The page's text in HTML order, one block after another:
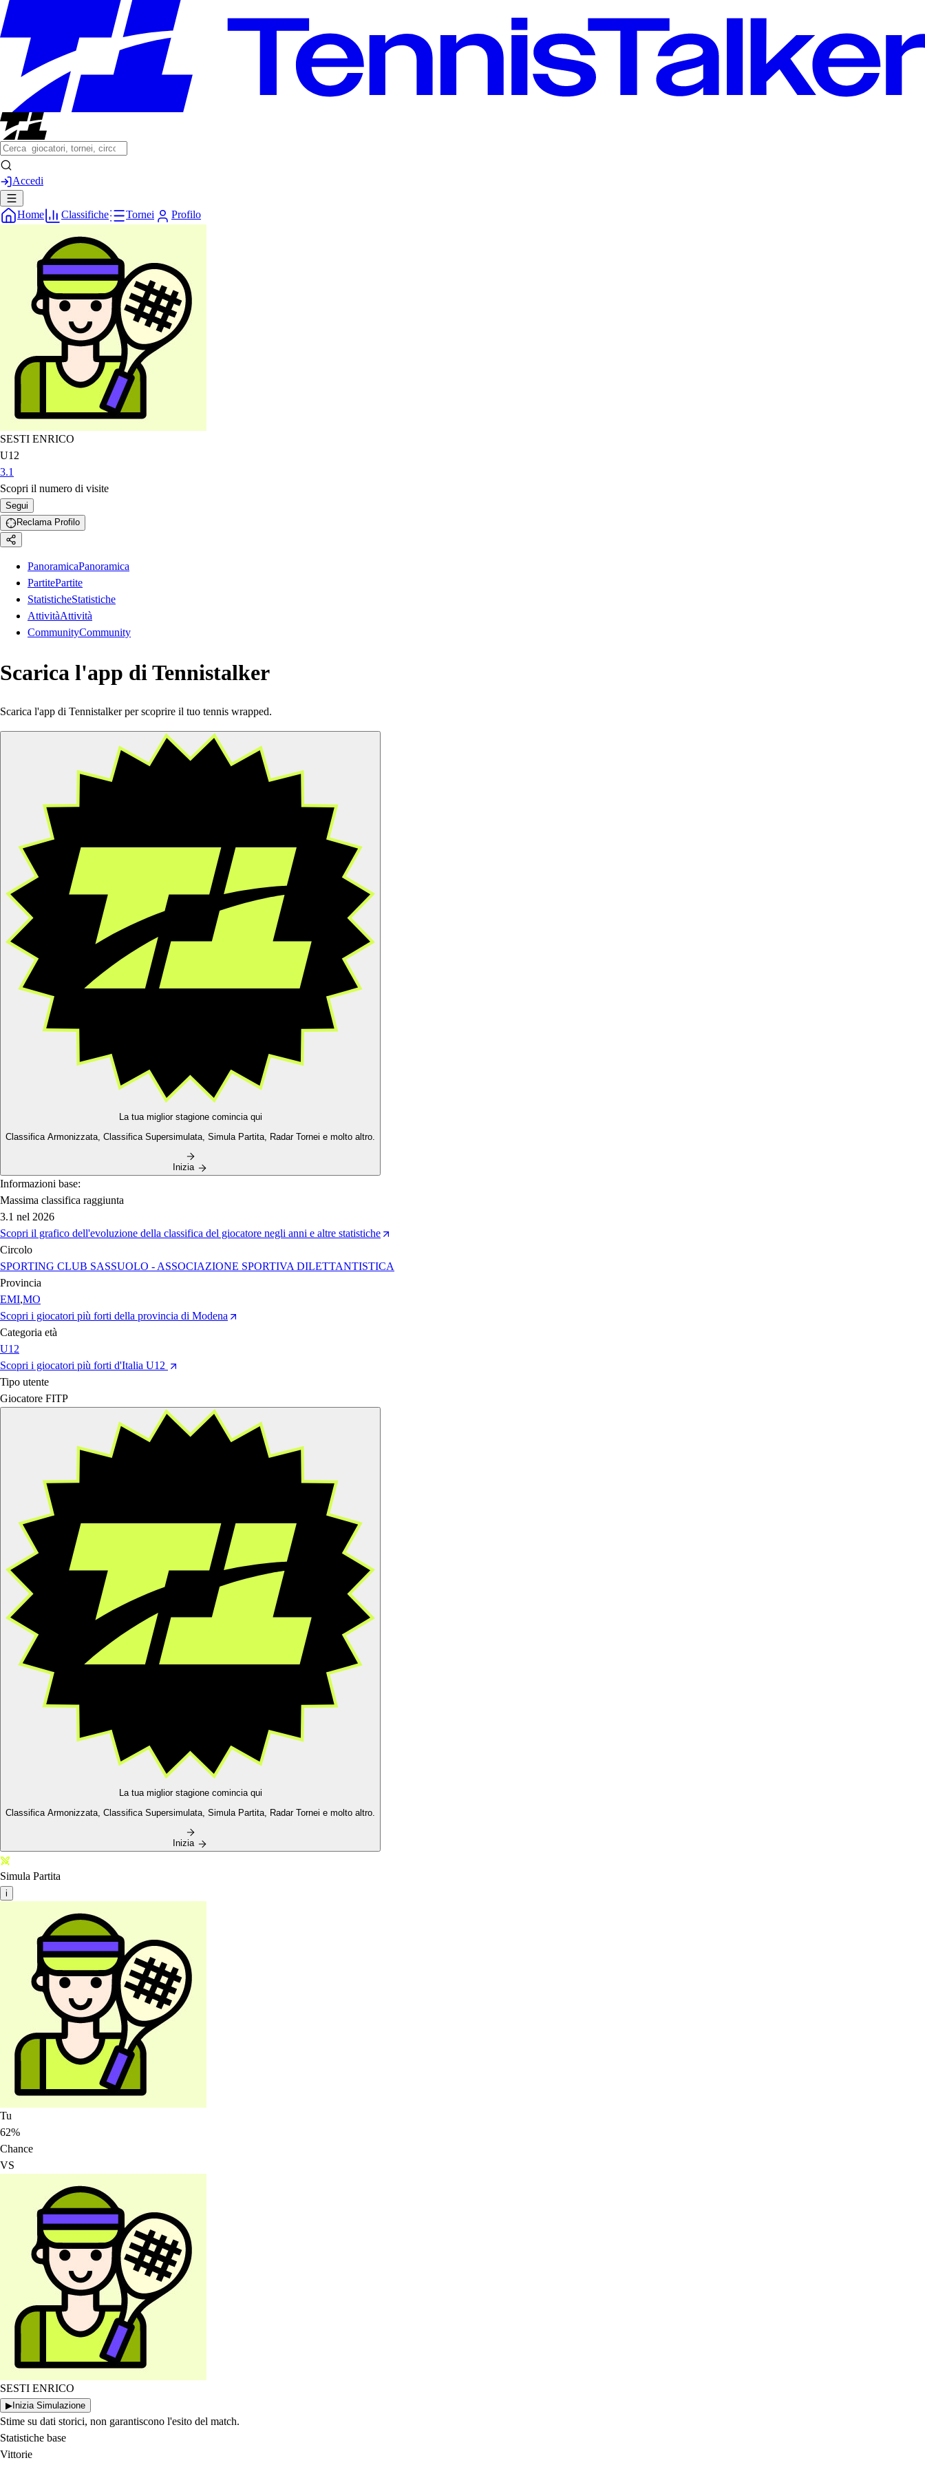
Accedi
Home Classifiche Tornei Profilo
SESTI ENRICO
U12
3.1
Scopri il numero di visite
Segui
Reclama Profilo
PanoramicaPanoramica
PartitePartite
StatisticheStatistiche
AttivitàAttività
CommunityCommunity
Scarica l'app di Tennistalker
Scarica l'app di Tennistalker per scoprire il tuo tennis wrapped.
La tua miglior stagione comincia qui
Classifica Armonizzata, Classifica Supersimulata, Simula Partita, Radar Tornei e molto altro.
Inizia
Informazioni base:
Massima classifica raggiunta
3.1 nel 2026
Scopri il grafico dell'evoluzione della classifica del giocatore negli anni e altre statistiche
Circolo
SPORTING CLUB SASSUOLO - ASSOCIAZIONE SPORTIVA DILETTANTISTICA
Provincia
EMI,MO
Scopri i giocatori più forti della provincia di Modena
Categoria età
U12
Scopri i giocatori più forti d'Italia U12
Tipo utente
Giocatore FITP
La tua miglior stagione comincia qui
Classifica Armonizzata, Classifica Supersimulata, Simula Partita, Radar Tornei e molto altro.
Inizia
Simula Partita
i
Tu
62%
Chance
VS
SESTI ENRICO
▶ Inizia Simulazione
Stime su dati storici, non garantiscono l'esito del match.
Statistiche base
Vittorie